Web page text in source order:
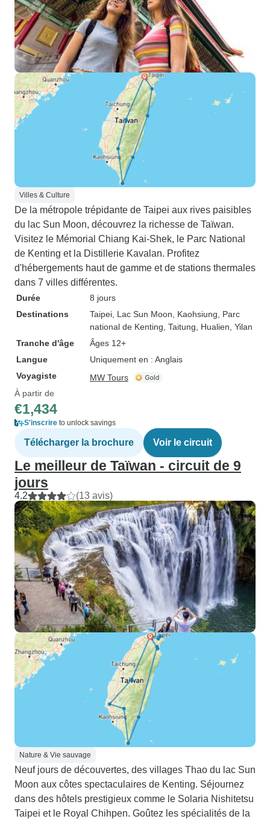
Villes & Culture
De la métropole trépidante de Taipei aux rives paisibles
du lac Sun Moon, découvrez la richesse de Taïwan.
Visitez le Mémorial Chiang Kai-Shek, le Parc National
de Kenting et la Distillerie Kavalan. Profitez
d'hébergements haut de gamme et de stations thermales
dans 7 villes différentes.
Durée
8 jours
Destinations
Taipei , Lac Sun Moon , Kaohsiung , Parc
national de Kenting , Taitung , Hualien , Yilan
Tranche d'âge
Âges 12+
Langue
Uniquement en : Anglais
Voyagiste
MW Tours
À partir de
€1,434
S'inscrire to unlock savings
Télécharger la brochure Voir le circuit
Le meilleur de Taïwan - circuit de 9
jours
4.2 (13 avis)
Nature & Vie sauvage
Neuf jours de découvertes, des villages Thao du lac Sun
Moon aux côtes spectaculaires de Kenting. Séjournez
dans des hôtels prestigieux comme le Solaria Nishitetsu
Taipei et le Royal Chihpen. Goûtez les spécialités de la